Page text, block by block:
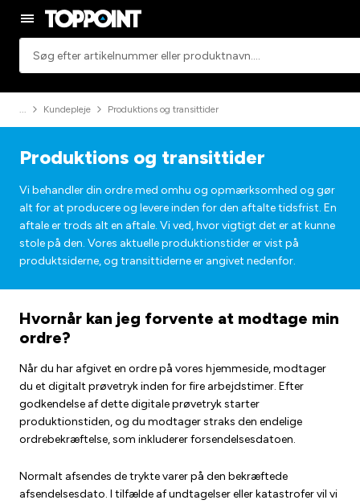
Kundepleje Produktions og transittider
Produktions og transittider
Vi behandler din ordre med omhu og opmærksomhed og gør
alt for at producere og levere inden for den aftalte tidsfrist. En
aftale er trods alt en aftale. Vi ved, hvor vigtigt det er at kunne
stole på den. Vores aktuelle produktionstider er vist på
produktsiderne, og transittiderne er angivet nedenfor.
Hvornår kan jeg forvente at modtage min
ordre?
Når du har afgivet en ordre på vores hjemmeside, modtager
du et digitalt prøvetryk inden for fire arbejdstimer. Efter
godkendelse af dette digitale prøvetryk starter
produktionstiden, og du modtager straks den endelige
ordrebekræftelse, som inkluderer forsendelsesdatoen.
Normalt afsendes de trykte varer på den bekræftede
afsendelsesdato. I tilfælde af undtagelser eller katastrofer vil vi